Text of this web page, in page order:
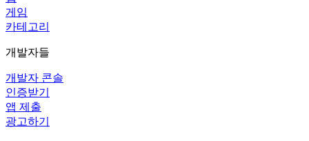
게임
카테고리
개발자들
개발자 콘솔
인증받기
앱 제출
광고하기